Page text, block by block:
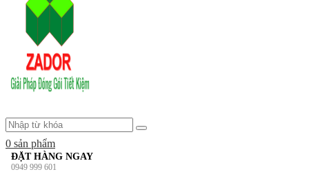
0 sản phẩm
ĐẶT HÀNG NGAY
0949 999 601